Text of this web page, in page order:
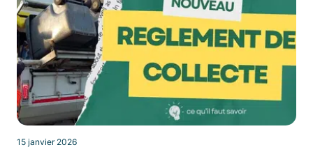
15 janvier 2026